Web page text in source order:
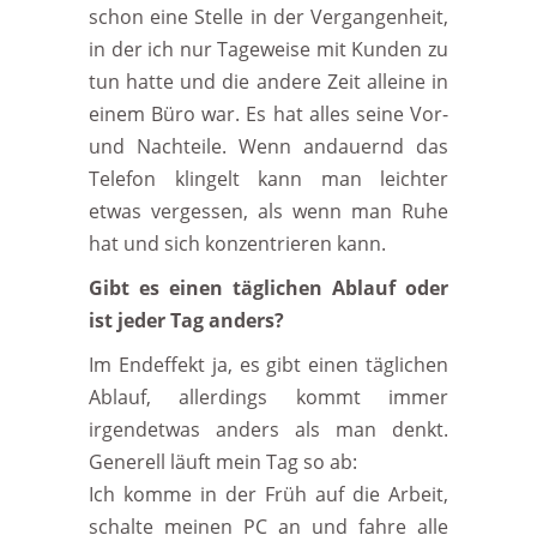
schon eine Stelle in der Vergangenheit,
in der ich nur Tageweise mit Kunden zu
tun hatte und die andere Zeit alleine in
einem Büro war. Es hat alles seine Vor-
und Nachteile. Wenn andauernd das
Telefon klingelt kann man leichter
etwas vergessen, als wenn man Ruhe
hat und sich konzentrieren kann.
Gibt es einen täglichen Ablauf oder
ist jeder Tag anders?
Im Endeffekt ja, es gibt einen täglichen
Ablauf, allerdings kommt immer
irgendetwas anders als man denkt.
Generell läuft mein Tag so ab:
Ich komme in der Früh auf die Arbeit,
schalte meinen PC an und fahre alle